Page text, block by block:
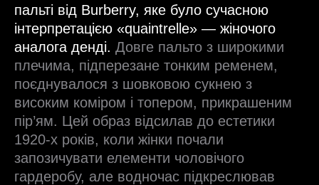
пальті від Burberry, яке було сучасною
інтерпретацією «quaintrelle» — жіночого
аналога денді. Довге пальто з широкими
плечима, підперезане тонким ременем,
поєднувалося з шовковою сукнею з
високим коміром і топером, прикрашеним
пір’ям. Цей образ відсилав до естетики
1920-х років, коли жінки почали
запозичувати елементи чоловічого
гардеробу, але водночас підкреслював